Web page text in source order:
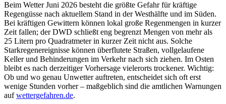
Beim Wetter Juni 2026 besteht die größte Gefahr für kräftige
Regengüsse nach aktuellem Stand in der Westhälfte und im Süden.
Bei kräftigen Gewittern können lokal große Regenmengen in kurzer
Zeit fallen; der DWD schließt eng begrenzt Mengen von mehr als
25 Litern pro Quadratmeter in kurzer Zeit nicht aus. Solche
Starkregenereignisse können überflutete Straßen, vollgelaufene
Keller und Behinderungen im Verkehr nach sich ziehen. Im Osten
bleibt es nach derzeitiger Vorhersage vielerorts trockener. Wichtig:
Ob und wo genau Unwetter auftreten, entscheidet sich oft erst
wenige Stunden vorher – maßgeblich sind die amtlichen Warnungen
aufwettergefahren.de.